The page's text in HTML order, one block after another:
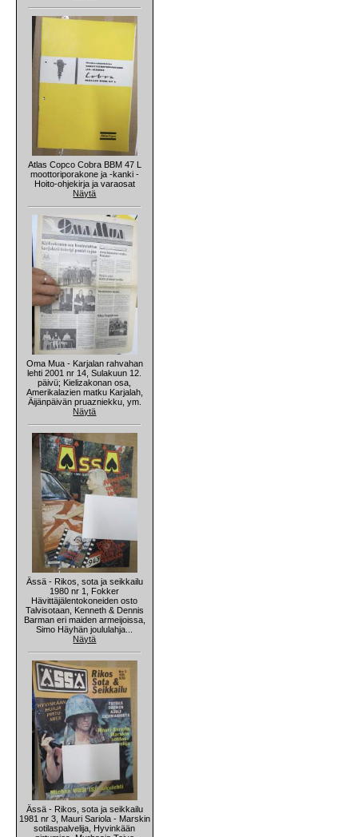
Atlas Copco Cobra BBM 47 L
moottoriporakone ja -kanki -
Hoito-ohjekirja ja varaosat
Näytä
Oma Mua - Karjalan rahvahan
lehti 2001 nr 14, Sulakuun 12.
päivü; Kielizakonan osa,
Amerikalazien matku Karjalah,
Äijänpäivän pruazniekku, ym.
Näytä
Ässä - Rikos, sota ja seikkailu
1980 nr 1, Fokker
Hävittäjälentokoneiden osto
Talvisotaan, Kenneth & Dennis
Barman eri maiden armeijoissa,
Simo Häyhän joululahja...
Näytä
Ässä - Rikos, sota ja seikkailu
1981 nr 3, Mauri Sariola - Marskin
sotilaspalvelija, Hyvinkään